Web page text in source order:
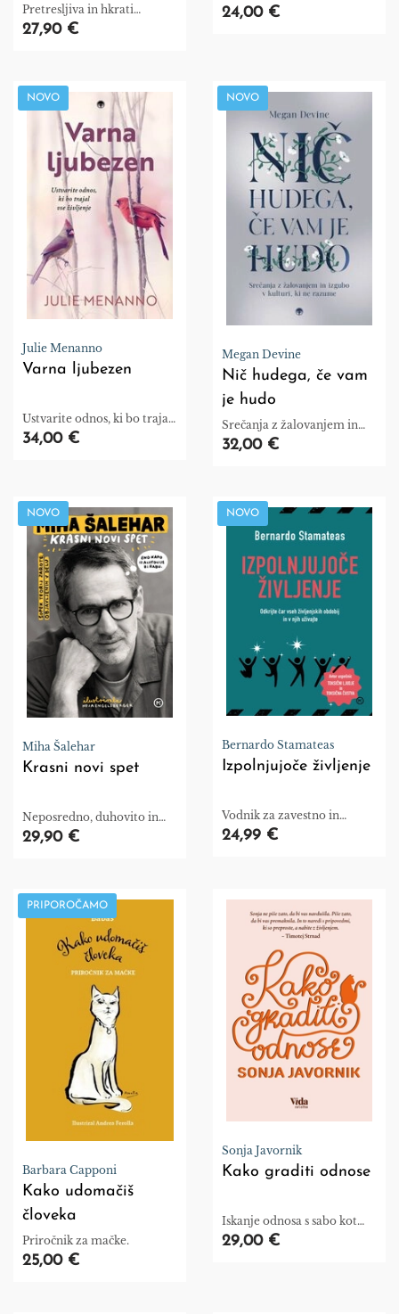
Pretresljiva in hkrati
zdravilna knjiga
27,90 €
notranje svobode in osebne
24,00 €
NOVO
Julie Menanno
Varna ljubezen
Ustvarite odnos, ki bo trajal
vse življenje
34,00 €
NOVO
Megan Devine
Nič hudega, če vam
je hudo
Srečanja z žalovanjem in
izgubo v kulturi, ki ne
32,00 €
NOVO
Miha Šalehar
Krasni novi spet
Neposredno, duhovito in
brez olepševanja
29,90 €
NOVO
Bernardo Stamateas
Izpolnjujoče življenje
Vodnik za zavestno in
radostno življenje
24,99 €
PRIPOROČAMO
Barbara Capponi
Kako udomačiš
človeka
Priročnik za mačke.
25,00 €
Sonja Javornik
Kako graditi odnose
Iskanje odnosa s sabo kot
predpogoja za vse druge
29,00 €